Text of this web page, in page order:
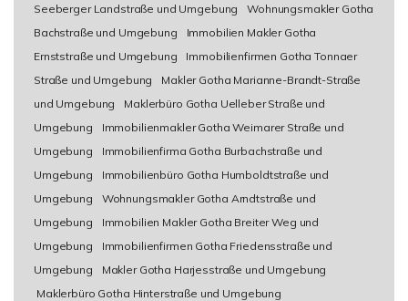
Seeberger Landstraße und Umgebung
Wohnungsmakler Gotha
Bachstraße und Umgebung
Immobilien Makler Gotha
Ernststraße und Umgebung
Immobilienfirmen Gotha Tonnaer
Straße und Umgebung
Makler Gotha Marianne-Brandt-Straße
und Umgebung
Maklerbüro Gotha Uelleber Straße und
Umgebung
Immobilienmakler Gotha Weimarer Straße und
Umgebung
Immobilienfirma Gotha Burbachstraße und
Umgebung
Immobilienbüro Gotha Humboldtstraße und
Umgebung
Wohnungsmakler Gotha Arndtstraße und
Umgebung
Immobilien Makler Gotha Breiter Weg und
Umgebung
Immobilienfirmen Gotha Friedensstraße und
Umgebung
Makler Gotha Harjesstraße und Umgebung
Maklerbüro Gotha Hinterstraße und Umgebung